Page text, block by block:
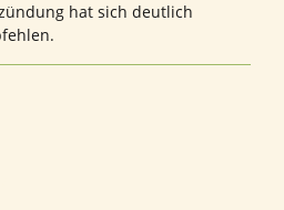
hat sich deutlich